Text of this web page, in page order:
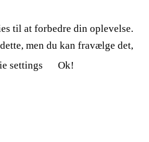
til at forbedre din oplevelse.
men du kan fravælge det,
settings Ok!